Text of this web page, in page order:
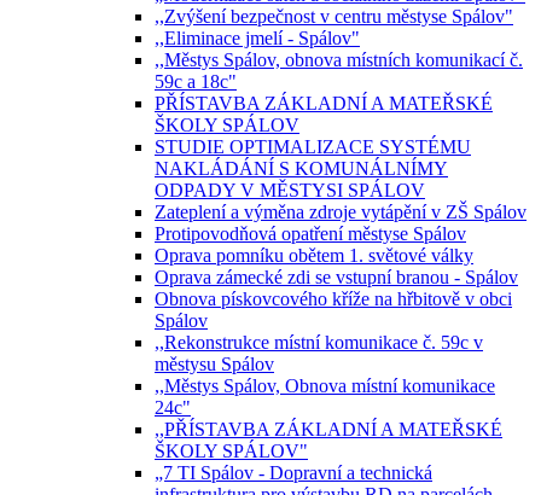
,,Zvýšení bezpečnost v centru městyse Spálov"
,,Eliminace jmelí - Spálov"
,,Městys Spálov, obnova místních komunikací č.
59c a 18c"
PŘÍSTAVBA ZÁKLADNÍ A MATEŘSKÉ
ŠKOLY SPÁLOV
STUDIE OPTIMALIZACE SYSTÉMU
NAKLÁDÁNÍ S KOMUNÁLNÍMY
ODPADY V MĚSTYSI SPÁLOV
Zateplení a výměna zdroje vytápění v ZŠ Spálov
Protipovodňová opatření městyse Spálov
Oprava pomníku obětem 1. světové války
Oprava zámecké zdi se vstupní branou - Spálov
Obnova pískovcového kříže na hřbitově v obci
Spálov
,,Rekonstrukce místní komunikace č. 59c v
městysu Spálov
,,Městys Spálov, Obnova místní komunikace
24c"
,,PŘÍSTAVBA ZÁKLADNÍ A MATEŘSKÉ
ŠKOLY SPÁLOV"
„7 TI Spálov - Dopravní a technická